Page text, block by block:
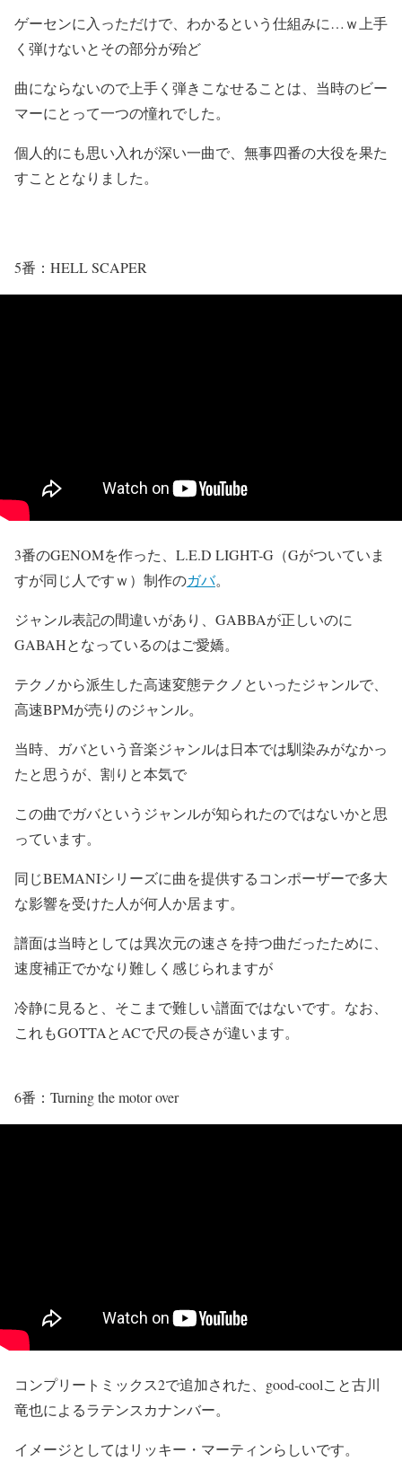
ゲーセンに入っただけで、わかるという仕組みに…ｗ上手
く弾けないとその部分が殆ど
曲にならないので上手く弾きこなせることは、当時のビー
マーにとって一つの憧れでした。
個人的にも思い入れが深い一曲で、無事四番の大役を果た
すこととなりました。
5番：HELL SCAPER
3番のGENOMを作った、L.E.D LIGHT-G（Gがついていま
すが同じ人ですｗ）制作のガバ。
ジャンル表記の間違いがあり、GABBAが正しいのに
GABAHとなっているのはご愛嬌。
テクノから派生した高速変態テクノといったジャンルで、
高速BPMが売りのジャンル。
当時、ガバという音楽ジャンルは日本では馴染みがなかっ
たと思うが、割りと本気で
この曲でガバというジャンルが知られたのではないかと思
っています。
同じBEMANIシリーズに曲を提供するコンポーザーで多大
な影響を受けた人が何人か居ます。
譜面は当時としては異次元の速さを持つ曲だったために、
速度補正でかなり難しく感じられますが
冷静に見ると、そこまで難しい譜面ではないです。なお、
これもGOTTAとACで尺の長さが違います。
6番：Turning the motor over
コンプリートミックス2で追加された、good-coolこと古川
竜也によるラテンスカナンバー。
イメージとしてはリッキー・マーティンらしいです。